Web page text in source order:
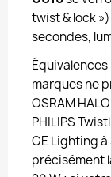
twist & lock
secondes,
marques ne
OSRAM
PHILIPS
GE Lighting à
précisément